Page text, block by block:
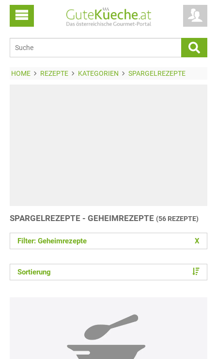
HOME REZEPTE KATEGORIEN SPARGELREZEPTE
SPARGELREZEPTE - GEHEIMREZEPTE (56 REZEPTE)
Filter: Geheimrezepte X
Sortierung